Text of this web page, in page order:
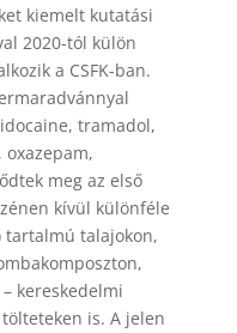
kiemelt kutatási
2020-tól külön
a CSFK-ban.
tramadol,
meg az első
kívül különféle
tartalmú talajokon,
kereskedelmi
is. A jelen